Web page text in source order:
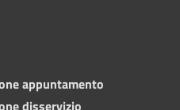
appuntamento
disservizio